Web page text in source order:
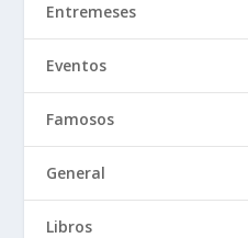
Entremeses
Eventos
Famosos
General
Libros